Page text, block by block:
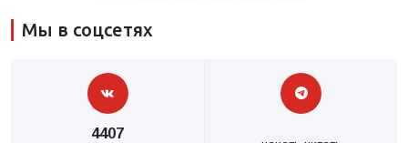
Мы в соцсетях
4407